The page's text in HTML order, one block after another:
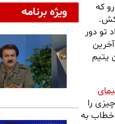
که
تو دور
یتیم
را
پیام خطاب به
ویژه برنامه